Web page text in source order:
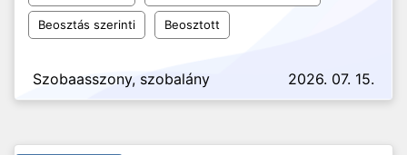
Beosztás szerinti Beosztott
Szobaasszony, szobalány 2026. 07. 15.